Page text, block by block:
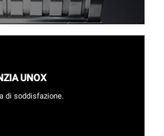
UNOX
di soddisfazione.